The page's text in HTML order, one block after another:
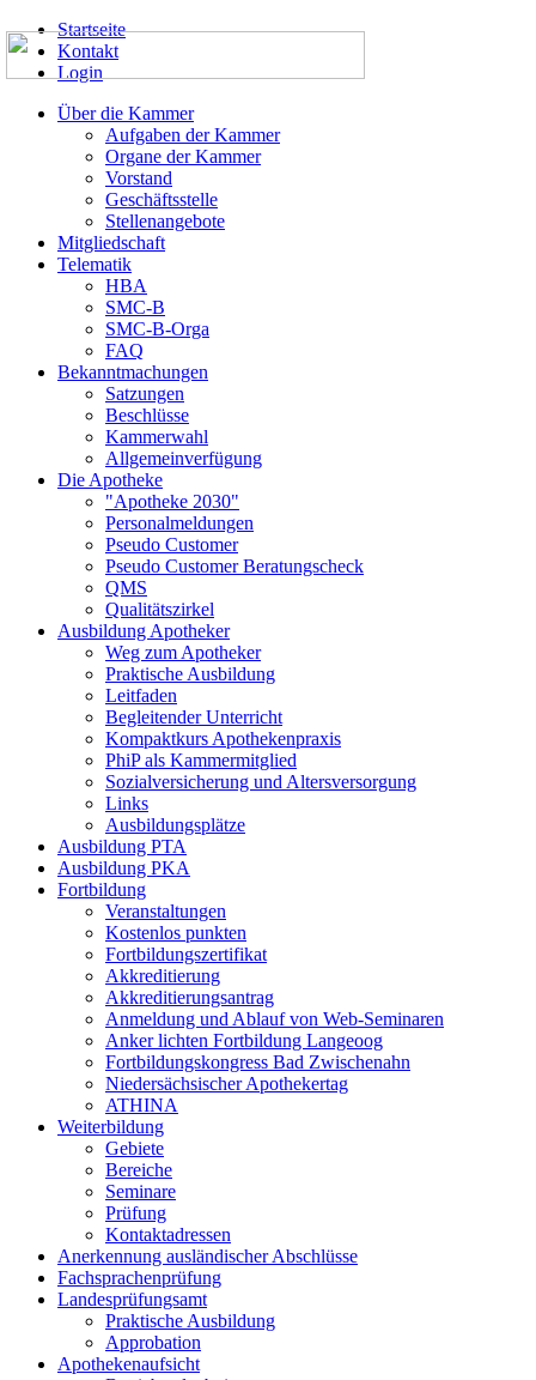
Startseite
Kontakt
Login
Über die Kammer
Aufgaben der Kammer
Organe der Kammer
Vorstand
Geschäftsstelle
Stellenangebote
Mitgliedschaft
Telematik
HBA
SMC-B
SMC-B-Orga
FAQ
Bekanntmachungen
Satzungen
Beschlüsse
Kammerwahl
Allgemeinverfügung
Die Apotheke
"Apotheke 2030"
Personalmeldungen
Pseudo Customer
Pseudo Customer Beratungscheck
QMS
Qualitätszirkel
Ausbildung Apotheker
Weg zum Apotheker
Praktische Ausbildung
Leitfaden
Begleitender Unterricht
Kompaktkurs Apothekenpraxis
PhiP als Kammermitglied
Sozialversicherung und Altersversorgung
Links
Ausbildungsplätze
Ausbildung PTA
Ausbildung PKA
Fortbildung
Veranstaltungen
Kostenlos punkten
Fortbildungszertifikat
Akkreditierung
Akkreditierungsantrag
Anmeldung und Ablauf von Web-Seminaren
Anker lichten Fortbildung Langeoog
Fortbildungskongress Bad Zwischenahn
Niedersächsischer Apothekertag
ATHINA
Weiterbildung
Gebiete
Bereiche
Seminare
Prüfung
Kontaktadressen
Anerkennung ausländischer Abschlüsse
Fachsprachenprüfung
Landesprüfungsamt
Praktische Ausbildung
Approbation
Apothekenaufsicht